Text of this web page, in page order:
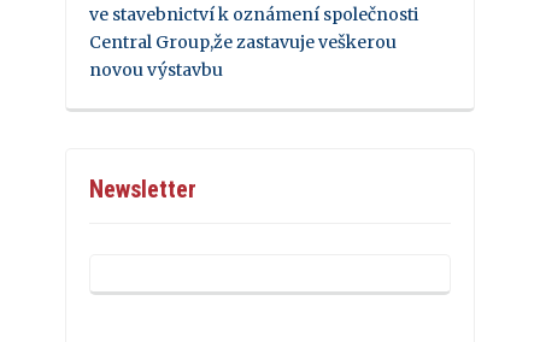
ve stavebnictví k oznámení společnosti
Central Group,že zastavuje veškerou
novou výstavbu
Newsletter